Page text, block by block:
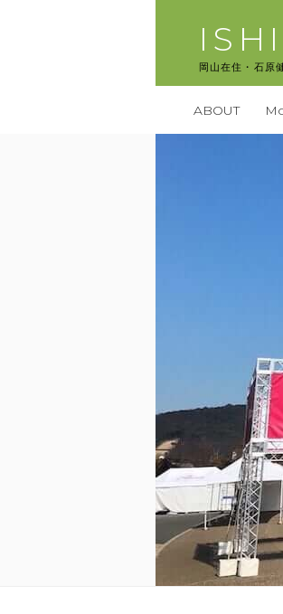
岡山在住・石原
ABOUT